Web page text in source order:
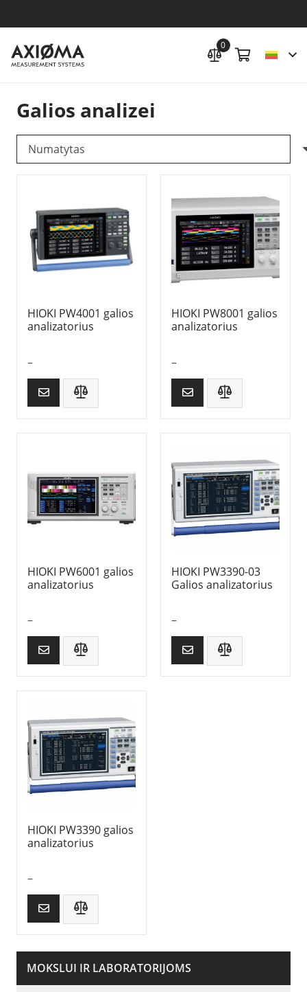
0
Galios analizei
MOKSLUI IR LABORATORIJOMS
HIOKI PW4001 galios
analizatorius
–
HIOKI PW8001 galios
analizatorius
–
HIOKI PW6001 galios
analizatorius
–
HIOKI PW3390-03
Galios analizatorius
–
HIOKI PW3390 galios
analizatorius
–